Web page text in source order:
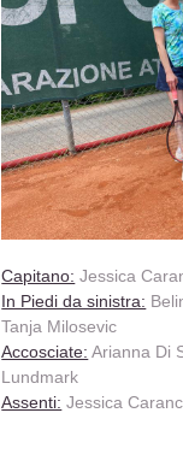
Capitano: Jessica
In Piedi da sinistra:
Tanja Milosevic
Accosciate: Arianna Di
Lundmark
Assenti: Jessica